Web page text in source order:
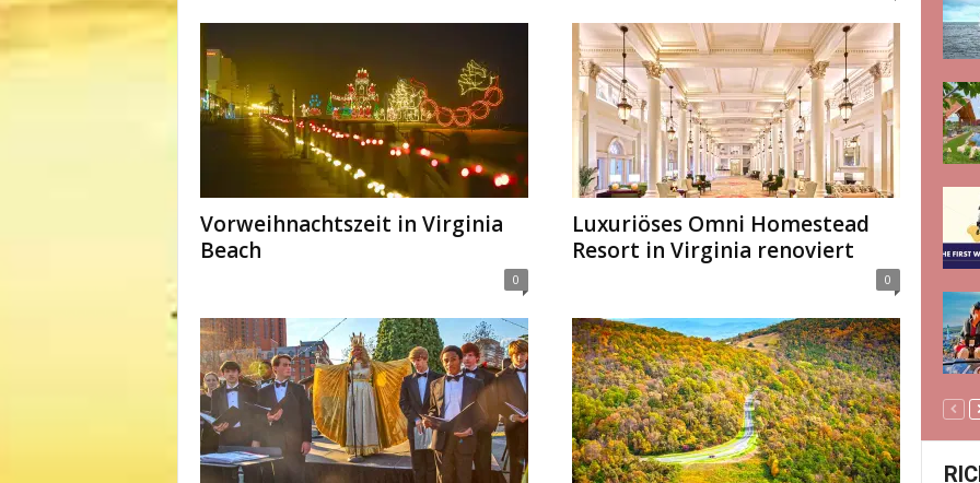
Vorweihnachtszeit in Virginia
Beach
0
Luxuriöses Omni Homestead
Resort in Virginia renoviert
0